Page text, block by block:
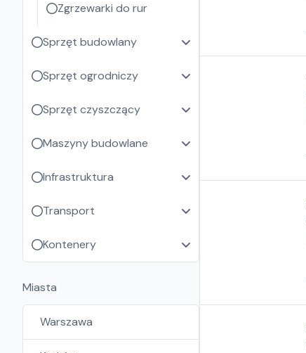
Zgrzewarki do rur
Sprzęt budowlany
Sprzęt ogrodniczy
Sprzęt czyszczący
Maszyny budowlane
Infrastruktura
Transport
Kontenery
Miasta
Warszawa